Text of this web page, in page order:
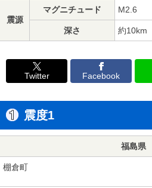
震源
マグニチュード M2.6
深さ 約10km
Twitter Facebook
震度1
福島県
棚倉町